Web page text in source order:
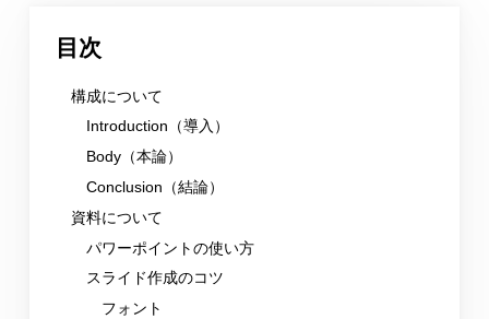
目次
構成について
Introduction（導入）
Body（本論）
Conclusion（結論）
資料について
パワーポイントの使い方
スライド作成のコツ
フォント